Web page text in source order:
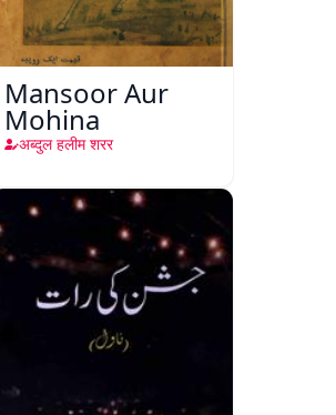
Mansoor Aur
Mohina
अब्दुल हलीम शरर